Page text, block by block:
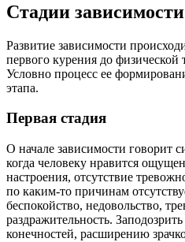
Стадии
Развитие зависимости
первого курения до физической
Условно процесс ее
этапа.
Первая стадия
О начале зависимости говорит
когда человеку нравится
настроения, отсутствие
по каким-то причинам
беспокойство, недовольство,
раздражительность.
конечностей, расширению